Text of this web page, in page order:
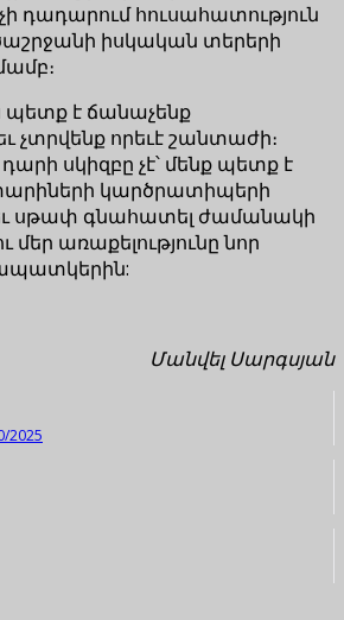
դադարում հուսահատություն
իսկական տերերի
է ճանաչենք
չտրվենք որեւէ շանտաժի։
սկիզբը չէ՝ մենք պետք է
կարծրատիպերի
եւ սթափ գնահատել ժամանակի
մեր առաքելությունը նոր
Մանվել Սարգսյան
2025